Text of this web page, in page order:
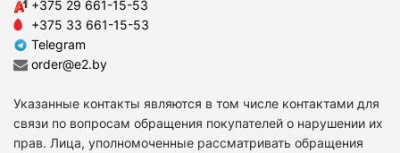
+375 29 661-15-53
+375 33 661-15-53
Telegram
order@e2.by
Указанные контакты являются в том числе контактами для
связи по вопросам обращения покупателей о нарушении их
прав. Лица, уполномоченные рассматривать обращения